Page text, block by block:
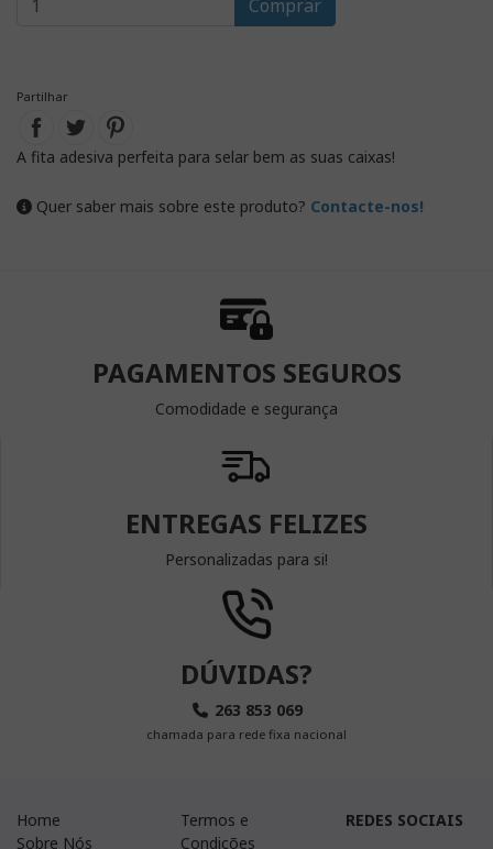
Comprar
Partilhar
A fita adesiva perfeita para selar bem as suas caixas!
Quer saber mais sobre este produto? Contacte-nos!
PAGAMENTOS SEGUROS
Comodidade e segurança
ENTREGAS FELIZES
Personalizadas para si!
DÚVIDAS?
263 853 069
chamada para rede fixa nacional
Home
Sobre Nós
Termos e
Condições
REDES SOCIAIS